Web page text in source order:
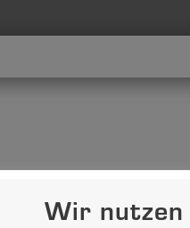
Wir nutzen